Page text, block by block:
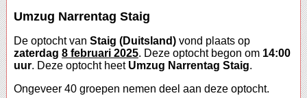
Umzug Narrentag Staig
De optocht van Staig (Duitsland) vond plaats op
zaterdag 8 februari 2025. Deze optocht begon om 14:00
uur. Deze optocht heet Umzug Narrentag Staig.
Ongeveer 40 groepen nemen deel aan deze optocht.